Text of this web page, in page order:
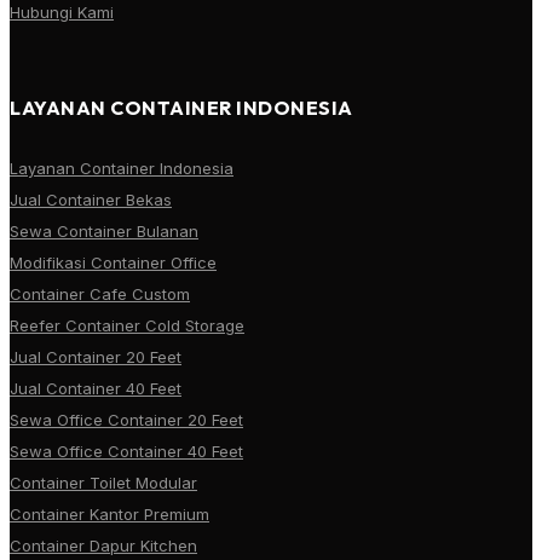
Hubungi Kami
LAYANAN CONTAINER INDONESIA
Layanan Container Indonesia
Jual Container Bekas
Sewa Container Bulanan
Modifikasi Container Office
Container Cafe Custom
Reefer Container Cold Storage
Jual Container 20 Feet
Jual Container 40 Feet
Sewa Office Container 20 Feet
Sewa Office Container 40 Feet
Container Toilet Modular
Container Kantor Premium
Container Dapur Kitchen